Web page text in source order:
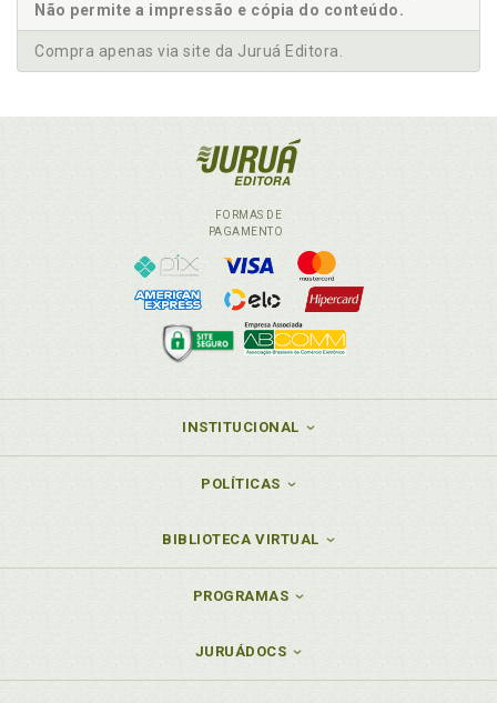
Não permite a impressão e cópia do conteúdo.
Compra apenas via site da Juruá Editora.
FORMAS DE
PAGAMENTO
INSTITUCIONAL
POLÍTICAS
BIBLIOTECA VIRTUAL
PROGRAMAS
JURUÁDOCS